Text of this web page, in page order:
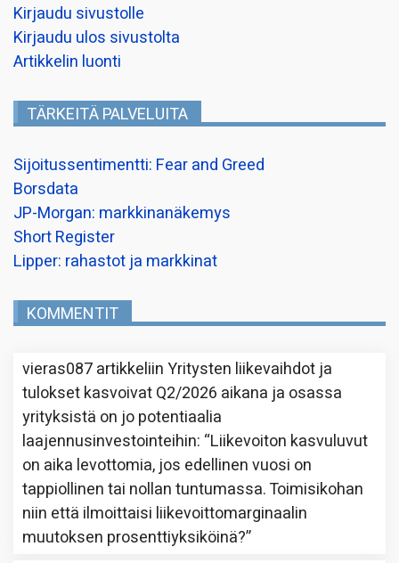
Kirjaudu sivustolle
Kirjaudu ulos sivustolta
Artikkelin luonti
TÄRKEITÄ PALVELUITA
Sijoitussentimentti: Fear and Greed
Borsdata
JP-Morgan: markkinanäkemys
Short Register
Lipper: rahastot ja markkinat
KOMMENTIT
vieras087artikkeliinYritysten liikevaihdot ja
tulokset kasvoivat Q2/2026 aikana ja osassa
yrityksistä on jo potentiaalia
laajennusinvestointeihin: “Liikevoiton kasvuluvut
on aika levottomia, jos edellinen vuosi on
tappiollinen tai nollan tuntumassa. Toimisikohan
niin että ilmoittaisi liikevoittomarginaalin
muutoksen prosenttiyksiköinä?”